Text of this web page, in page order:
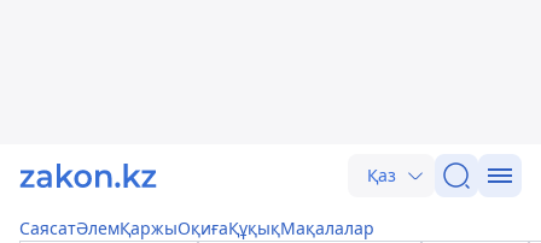
Қаз
СаясатӘлемҚаржыОқиғаҚұқықМақалалар